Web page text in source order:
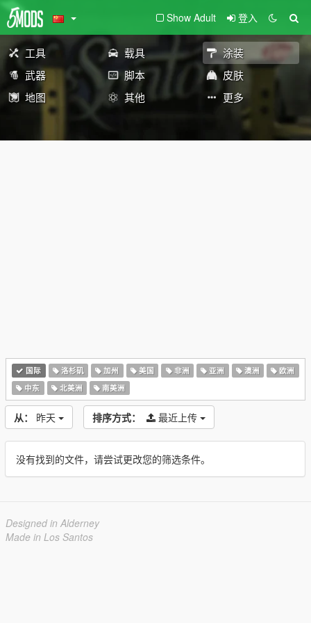
Show Adult 登入
工具 载具
涂装
武器
脚本
皮肤
地图
其他 更多
国际 洛杉矶 加州 美国 非洲 亚洲 澳洲
欧洲
中东
北美洲 南美洲
从： 昨天 排序方式： 最近上传
没有找到的文件，请尝试更改您的筛选条件。
Designed in Alderney
Made in Los Santos